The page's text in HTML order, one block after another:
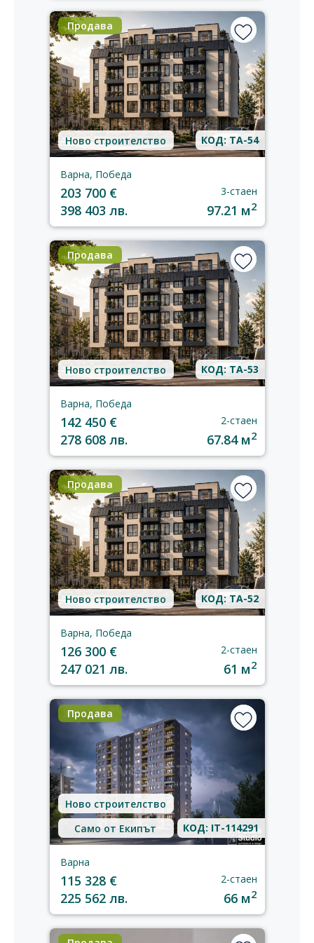
Продава
Ново строителство КОД: TA-54
Варна, Победа
203 700 €
398 403 лв.
3-стаен
97.21 м2
Продава
Ново строителство КОД: TA-53
Варна, Победа
142 450 €
278 608 лв.
2-стаен
67.84 м2
Продава
Ново строителство КОД: TA-52
Варна, Победа
126 300 €
247 021 лв.
2-стаен
61 м2
Продава
Ново строителство
Само от Екипът
КОД: IT-114291
Варна
115 328 €
225 562 лв.
2-стаен
66 м2